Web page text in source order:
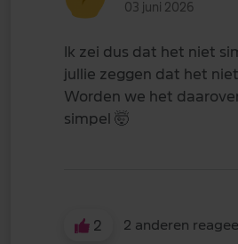
03 juni 2026
Ik zei dus dat het niet
jullie zeggen dat het
Worden we het
simpel 🤯
2 2 anderen